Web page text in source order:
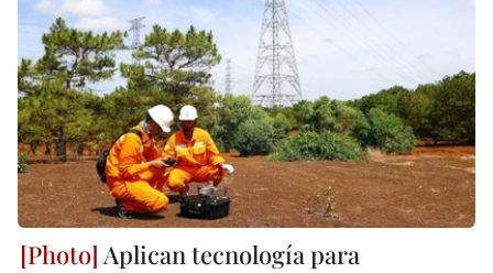
Aplican tecnología para